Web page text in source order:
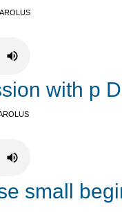
with p
small